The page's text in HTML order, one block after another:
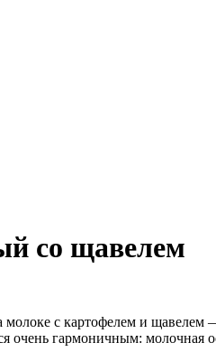
со щавелем
с картофелем и щавелем
очень гармоничным: молочная